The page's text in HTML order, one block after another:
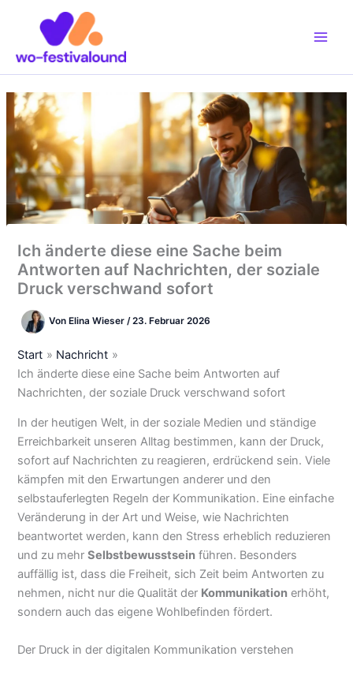
Ich änderte diese eine Sache beim
Antworten auf Nachrichten, der soziale
Druck verschwand sofort
Von Elina Wieser/23. Februar 2026
Start
Nachricht
Ich änderte diese eine Sache beim Antworten auf
Nachrichten, der soziale Druck verschwand sofort
In der heutigen Welt, in der soziale Medien und ständige
Erreichbarkeit unseren Alltag bestimmen, kann der Druck,
sofort auf Nachrichten zu reagieren, erdrückend sein. Viele
kämpfen mit den Erwartungen anderer und den
selbstauferlegten Regeln der Kommunikation. Eine einfache
Veränderung in der Art und Weise, wie Nachrichten
beantwortet werden, kann den Stress erheblich reduzieren
und zu mehrSelbstbewusstsein führen. Besonders
auffällig ist, dass die Freiheit, sich Zeit beim Antworten zu
nehmen, nicht nur die Qualität der Kommunikation erhöht,
sondern auch das eigene Wohlbefinden fördert.
Der Druck in der digitalen Kommunikation verstehen